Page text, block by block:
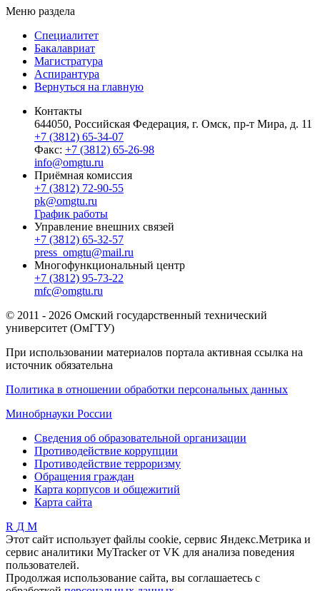
Меню раздела
Специалитет
Бакалавриат
Магистратура
Аспирантура
Вернуться на главную
Контакты
644050, Российская Федерация, г. Омск, пр-т Мира, д. 11
+7 (3812) 65-34-07
Факс: +7 (3812) 65-26-98
info@omgtu.ru
Приёмная комиссия
+7 (3812) 72-90-55
pk@omgtu.ru
График работы
Управление внешних связей
+7 (3812) 65-32-57
press_omgtu@mail.ru
Многофункциональный центр
+7 (3812) 95-73-22
mfc@omgtu.ru
© 2011 - 2026 Омский государственный технический
университет (ОмГТУ)
При использовании материалов портала активная ссылка на
источник обязательна
Политика в отношении обработки персональных данных
Минобрнауки России
Сведения об образовательной организации
Противодействие коррупции
Противодействие терроризму
Обращения граждан
Карта корпусов и общежитий
Карта сайта
R Д М
Этот сайт использует файлы cookie, сервис Яндекс.Метрика и
сервис аналитики MyTracker от VK для анализа поведения
пользователей.
Продолжая использование сайта, вы соглашаетесь с